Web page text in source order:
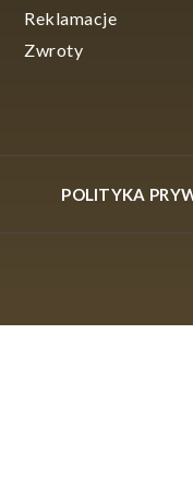
Reklamacje
Zwroty
POLITYKA